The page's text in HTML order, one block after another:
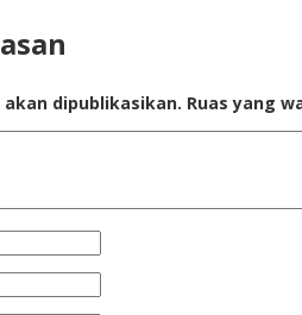
dipublikasikan. Ruas yang